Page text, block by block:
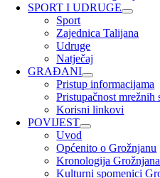
SPORT I UDRUGE
Sport
Zajednica Talijana
Udruge
Natječaj
GRAĐANI
Pristup informacijama
Pristupačnost mrežnih
Korisni linkovi
POVIJEST
Uvod
Općenito o Grožnjanu
Kronologija Grožnjana
Kulturni spomenici